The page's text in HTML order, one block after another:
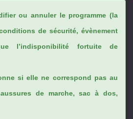
ou annuler le programme (la
de sécurité, évènement
l’indisponibilité fortuite de
si elle ne correspond pas au
de marche, sac à dos,